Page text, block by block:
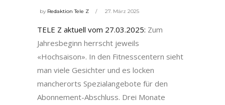
by Redaktion Tele Z 27. März 2025
TELE Z aktuell vom 27.03.2025: Zum
Jahresbeginn herrscht jeweils
«Hochsaison». In den Fitnesscentern sieht
man viele Gesichter und es locken
mancherorts Spezialangebote für den
Abonnement-Abschluss. Drei Monate